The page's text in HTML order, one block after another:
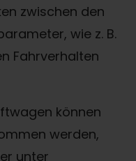
zwischen den
wie z. B.
Fahrverhalten
können
werden,
unter